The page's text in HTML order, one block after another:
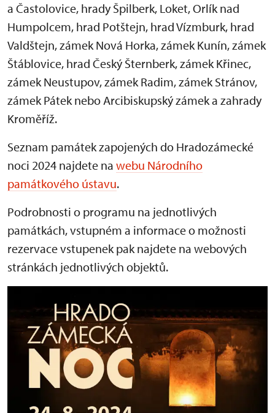
a Častolovice, hrady Špilberk, Loket, Orlík nad
Humpolcem, hrad Potštejn, hrad Vízmburk, hrad
Valdštejn, zámek Nová Horka, zámek Kunín, zámek
Štáblovice, hrad Český Šternberk, zámek Křinec,
zámek Neustupov, zámek Radim, zámek Stránov,
zámek Pátek nebo Arcibiskupský zámek a zahrady
Kroměříž.
Seznam památek zapojených do Hradozámecké
noci 2024 najdete na webu Národního
památkového ústavu.
Podrobnosti o programu na jednotlivých
památkách, vstupném a informace o možnosti
rezervace vstupenek pak najdete na webových
stránkách jednotlivých objektů.